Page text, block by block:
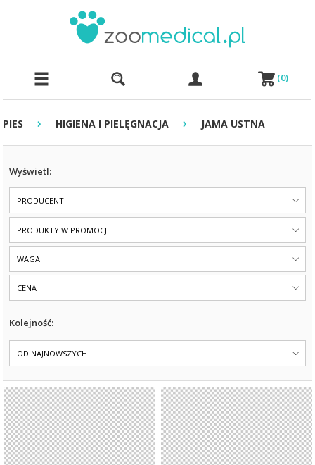
(0)
PIES › HIGIENA I PIELĘGNACJA › JAMA USTNA
Wyświetl:
PRODUCENT
PRODUKTY W PROMOCJI
WAGA
CENA
Kolejność:
OD NAJNOWSZYCH